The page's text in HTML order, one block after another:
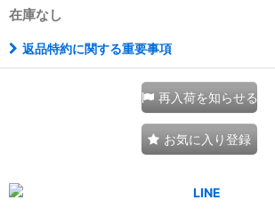
在庫なし
返品特約に関する重要事項
再入荷を知らせる
お気に入り登録